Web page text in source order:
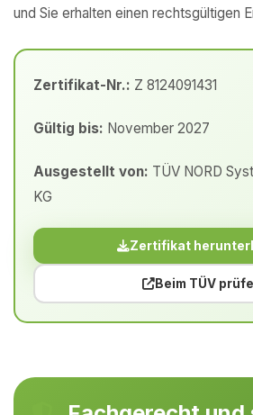
und Sie erhalten einen rechtsgültigen
Zertifikat-Nr.: Z 8124091431
Gültig bis: November 2027
Ausgestellt von: TÜV NORD
KG
Zertifikat
Beim TÜV